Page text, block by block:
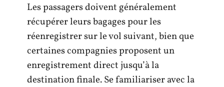
Les passagers doivent généralement
récupérer leurs bagages pour les
réenregistrer sur le vol suivant, bien que
certaines compagnies proposent un
enregistrement direct jusqu’à la
destination finale. Se familiariser avec la